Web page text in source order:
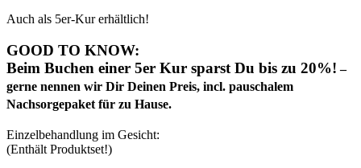
Auch als 5er-Kur erhältlich!
GOOD TO KNOW:
Beim Buchen einer 5er Kur sparst Du bis zu 20%! –
gerne nennen wir Dir Deinen Preis, incl. pauschalem
Nachsorgepaket für zu Hause.
Einzelbehandlung im Gesicht:
(Enthält Produktset!)